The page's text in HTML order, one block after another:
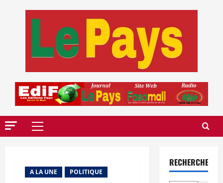
Menu
A LA UNE POLITIQUE
RECHERCHER